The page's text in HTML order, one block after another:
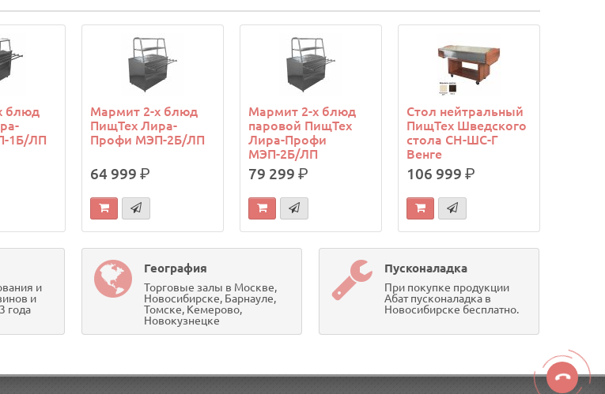
блюд
1Б/ЛП
Мармит 2-х блюд
ПищТех Лира-
Профи МЭП-2Б/ЛП
64 999р.
Мармит 2-х блюд
паровой ПищТех
Лира-Профи
МЭП-2Б/ЛП
79 299р.
Стол нейтральный
ПищТех Шведского
стола СН-ШС-Г
Венге
106 999р.
и
и
года
География
Торговые залы в Москве,
Новосибирске, Барнауле,
Томске, Кемерово,
Новокузнецке
Пусконаладка
При покупке продукции
Абат пусконаладка в
Новосибирске бесплатно.